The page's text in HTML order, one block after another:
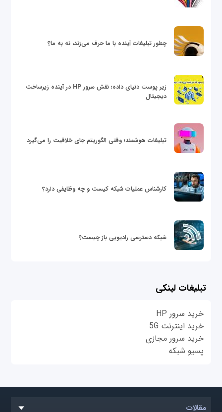
چطور تبلیغات آینده با ما حرف می‌زند، نه به ما؟
زیر پوست دنیای داده؛ نقش سرور HP در آینده زیرساخت
دیجیتال
تبلیغات هوشمند؛ وقتی الگوریتم جای خلاقیت را می‌گیرد
کارشناس عملیات شبکه کیست و چه وظایفی دارد؟
شبکه دسترسی رادیویی باز چیست؟
تبلیغات لینکی
خرید سرور HP
خرید اینترنت 5G
خرید سرور مجازی
پسیو شبکه
مقالات